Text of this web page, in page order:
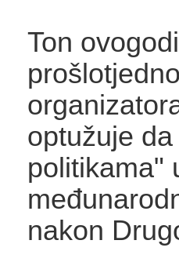
Ton
optužuje
politikama"
nakon